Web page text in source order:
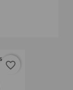
favorite_border